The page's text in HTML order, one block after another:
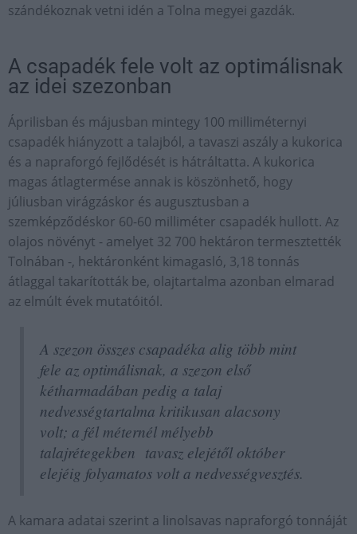
szándékoznak vetni idén a Tolna megyei gazdák.
A csapadék fele volt az optimálisnak
az idei szezonban
Áprilisban és májusban mintegy 100 milliméternyi
csapadék hiányzott a talajból, a tavaszi aszály a kukorica
és a napraforgó fejlődését is hátráltatta. A kukorica
magas átlagtermése annak is köszönhető, hogy
júliusban virágzáskor és augusztusban a
szemképződéskor 60-60 milliméter csapadék hullott. Az
olajos növényt - amelyet 32 700 hektáron termesztették
Tolnában -, hektáronként kimagasló, 3,18 tonnás
átlaggal takarították be, olajtartalma azonban elmarad
az elmúlt évek mutatóitól.
A szezon összes csapadéka alig több mint
fele az optimálisnak, a szezon első
kétharmadában pedig a talaj
nedvességtartalma kritikusan alacsony
volt; a fél méternél mélyebb
talajrétegekben tavasz elejétől október
elejéig folyamatos volt a nedvességvesztés.
A kamara adatai szerint a linolsavas napraforgó tonnáját